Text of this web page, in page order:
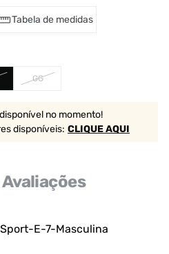
Tabela de medidas
GG
no momento!
disponíveis: CLIQUE AQUI
Avaliações